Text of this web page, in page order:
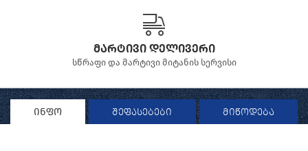
მარტივი დელივერი
სწრაფი და მარტივი მიტანის სერვისი
ინფო შეფასებები მიწოდება